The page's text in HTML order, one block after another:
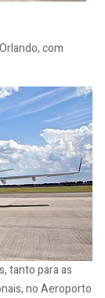
com
tanto para as
no Aeroporto